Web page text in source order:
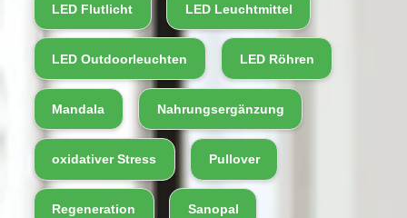
LED Flutlicht LED Leuchtmittel
LED Outdoorleuchten LED Röhren
Mandala Nahrungsergänzung
oxidativer Stress Pullover
Regeneration Sanopal